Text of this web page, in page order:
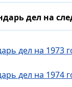
дел на
дел на 1973
дел на 1974